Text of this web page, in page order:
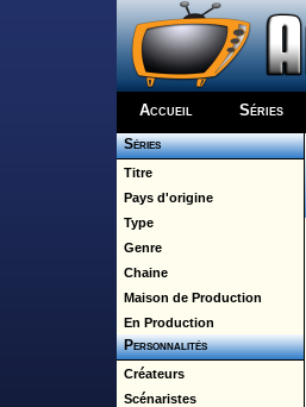
Accueil Séries
Séries
Titre
Pays d'origine
Type
Genre
Chaine
Maison de Production
En Production
Personnalités
Créateurs
Scénaristes